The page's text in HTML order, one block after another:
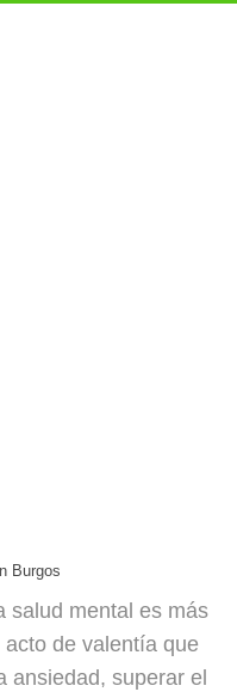
Burgos
salud mental es más
de valentía que
ansiedad, superar el